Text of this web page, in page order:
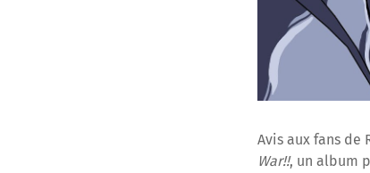
Avis aux fans de
War!!, un album